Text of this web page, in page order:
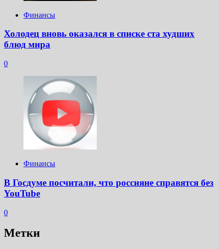
Финансы
Холодец вновь оказался в списке ста худших
блюд мира
0
Финансы
В Госдуме посчитали, что россияне справятся без
YouTube
0
Метки